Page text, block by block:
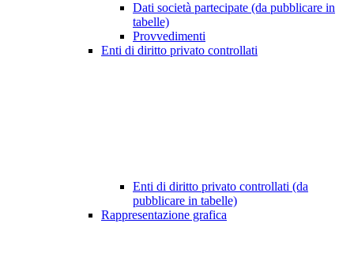
Dati società partecipate (da pubblicare in
tabelle)
Provvedimenti
Enti di diritto privato controllati
Enti di diritto privato controllati (da
pubblicare in tabelle)
Rappresentazione grafica